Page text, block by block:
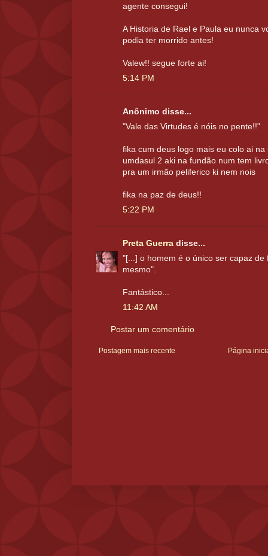
agente consegui!
A Historia de Rael e Paula eu nunca
podia ter morrido antes!
Valew!! segue forte ai!
5:14 PM
Anônimo disse...
"Vale das Virtudes é nóis no pente!!"
fika cum deus logo mais eu colo ai
umdasul 2 aki na fundão num tem
pra um irmão peliferico ki nem nois
fika na paz de deus!!
5:22 PM
Preta Guerra disse...
"[...] o homem é o único ser capaz
mesmo".
Fantástico...
11:42 AM
Postar um comentário
Postagem mais recente Página